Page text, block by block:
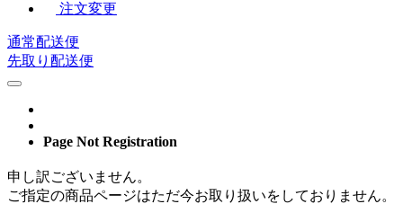
注文変更
通常配送便
先取り配送便
Page Not Registration
申し訳ございません。
ご指定の商品ページはただ今お取り扱いをしておりません。